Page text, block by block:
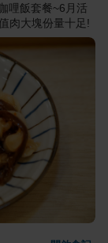
哩飯套餐~6月活
肉大塊份量十足!